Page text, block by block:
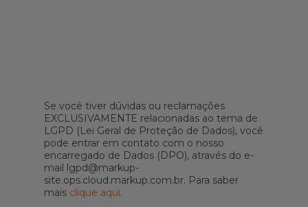
Se você tiver dúvidas ou reclamações
EXCLUSIVAMENTE relacionadas ao tema de
LGPD (Lei Geral de Proteção de Dados), você
pode entrar em contato com o nosso
encarregado de Dados (DPO), através do e-
mail lgpd@markup-
site.ops.cloud.markup.com.br. Para saber
mais clique aqui.